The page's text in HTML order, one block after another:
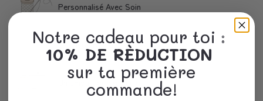
Personnalisé Avec Soin
Livraison Rapide
Un emballage précieux
Notre cadeau pour toi :
10% DE RÈDUCTION
sur ta première
commande!